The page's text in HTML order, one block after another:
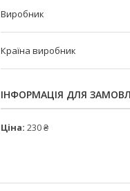
Виробник
Країна виробник
ІНФОРМАЦІЯ ДЛЯ
Ціна: 230 ₴